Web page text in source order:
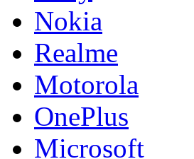
Nokia
Realme
Motorola
OnePlus
Microsoft